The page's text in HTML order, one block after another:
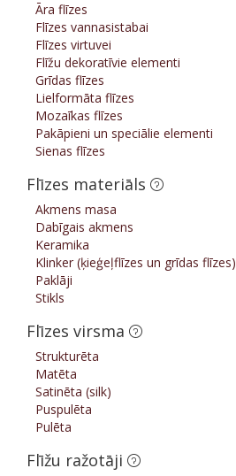
Āra flīzes
Flīzes vannasistabai
Flīzes virtuvei
Flīžu dekoratīvie elementi
Grīdas flīzes
Lielformāta flīzes
Mozaīkas flīzes
Pakāpieni un speciālie elementi
Sienas flīzes
Flīzes materiāls
Akmens masa
Dabīgais akmens
Keramika
Klinker (ķieģeļflīzes un grīdas flīzes)
Paklāji
Stikls
Flīzes virsma
Strukturēta
Matēta
Satinēta (silk)
Puspulēta
Pulēta
Flīžu ražotāji